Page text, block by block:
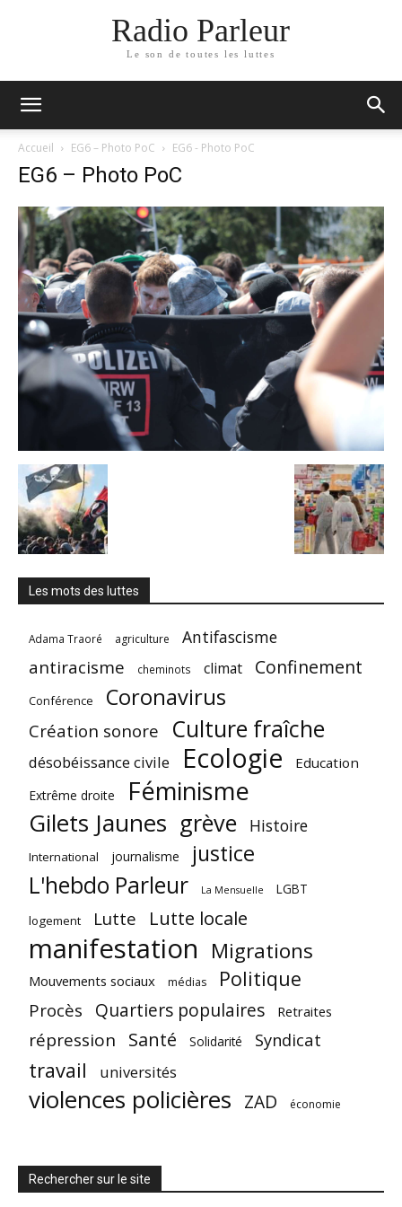
Radio Parleur
Le son de toutes les luttes
Accueil EG6 – Photo PoC EG6 - Photo PoC
EG6 – Photo PoC
Les mots des luttes
Adama Traoré agriculture Antifascisme
antiracisme cheminots climat Confinement
Conférence Coronavirus
Création sonore Culture fraîche
désobéissance civile Ecologie Education
Extrême droite Féminisme
Gilets Jaunes grève Histoire
International journalisme justice
L'hebdo Parleur La Mensuelle
LGBT
logement
Lutte Lutte locale
manifestation Migrations
Mouvements sociaux médias Politique
Procès Quartiers populaires Retraites
répression Santé Solidarité Syndicat
travail universités
violences policières ZAD économie
Rechercher sur le site